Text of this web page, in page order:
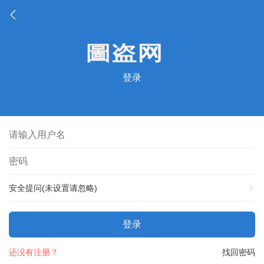
登录
安全提问(未设置请忽略)
登录
找回密码
还没有注册？